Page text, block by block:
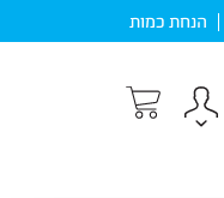
הנחת כמות